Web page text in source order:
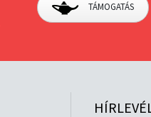
TÁMOGATÁS